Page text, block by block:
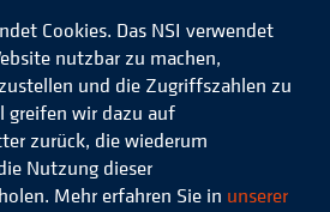
Das
NSI
auf
LinkedIn
Das
NSI
auf
Instagram
Das
Xing
Impressum
Cookies. Das NSI verwendet
nutzbar zu machen,
und die Zugriffszahlen zu
greifen wir dazu auf
zurück, die wiederum
Nutzung dieser
Mehr erfahren Sie in unserer